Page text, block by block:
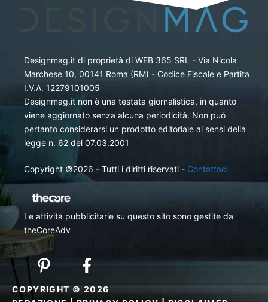
Designmag.it di proprietà di WEB 365 SRL - Via Nicola
Marchese 10, 00141 Roma (RM) - Codice Fiscale e Partita
I.V.A. 12279101005
Designmag.it non è una testata giornalistica, in quanto
viene aggiornato senza alcuna periodicità. Non può
pertanto considerarsi un prodotto editoriale ai sensi della
legge n. 62 del 07.03.2001
Copyright ©2026 - Tutti i diritti riservati - Contattaci
Le attività pubblicitarie su questo sito sono gestite da
theCoreAdv
COPYRIGHT © 2026